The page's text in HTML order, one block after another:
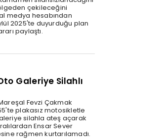
çekileceğini
medya hesabından
2025'te duyurduğu plan
paylaştı.
Galeriye Silahlı
Fevzi Çakmak
plakasız motosikletle
silahla ateş açarak
Ensar Sever
rağmen kurtarılamadı.